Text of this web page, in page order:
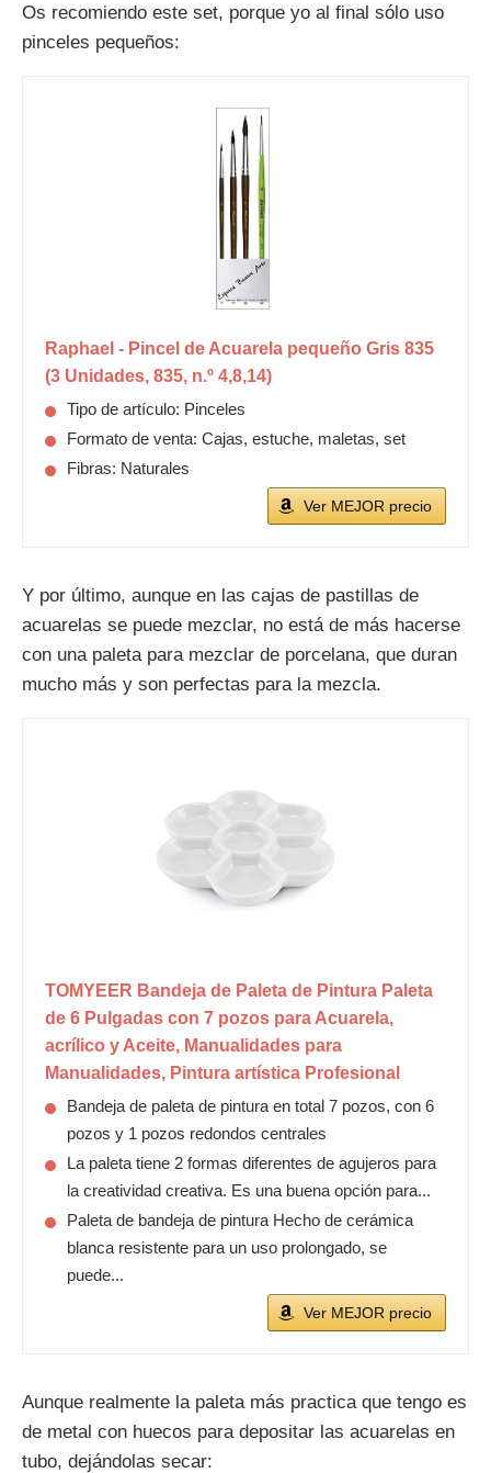
Os recomiendo este set, porque yo al final sólo uso
pinceles pequeños:
Raphael - Pincel de Acuarela pequeño Gris 835
(3 Unidades, 835, n.º 4,8,14)
Tipo de artículo: Pinceles
Formato de venta: Cajas, estuche, maletas, set
Fibras: Naturales
Ver MEJOR precio
Y por último, aunque en las cajas de pastillas de
acuarelas se puede mezclar, no está de más hacerse
con una paleta para mezclar de porcelana, que duran
mucho más y son perfectas para la mezcla.
TOMYEER Bandeja de Paleta de Pintura Paleta
de 6 Pulgadas con 7 pozos para Acuarela,
acrílico y Aceite, Manualidades para
Manualidades, Pintura artística Profesional
Bandeja de paleta de pintura en total 7 pozos, con 6
pozos y 1 pozos redondos centrales
La paleta tiene 2 formas diferentes de agujeros para
la creatividad creativa. Es una buena opción para...
Paleta de bandeja de pintura Hecho de cerámica
blanca resistente para un uso prolongado, se
puede...
Ver MEJOR precio
Aunque realmente la paleta más practica que tengo es
de metal con huecos para depositar las acuarelas en
tubo, dejándolas secar: